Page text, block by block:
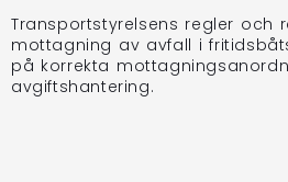
Transportstyrelsens regler och
mottagning av avfall i
på korrekta
avgiftshantering.